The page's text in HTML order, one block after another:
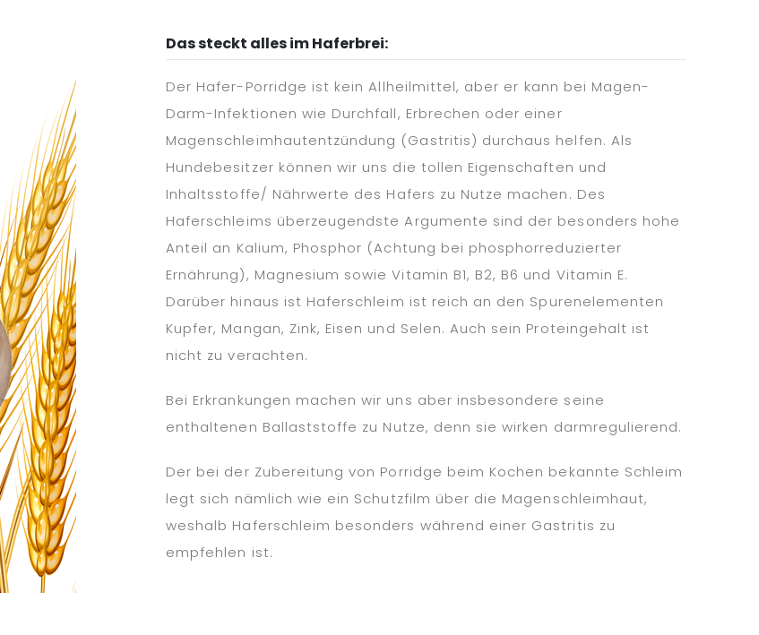
Das steckt alles im Haferbrei:
Der Hafer-Porridge ist kein Allheilmittel, aber er kann bei Magen-
Darm-Infektionen wie Durchfall, Erbrechen oder einer
Magenschleimhautentzündung (Gastritis) durchaus helfen. Als
Hundebesitzer können wir uns die tollen Eigenschaften und
Inhaltsstoffe/ Nährwerte des Hafers zu Nutze machen. Des
Haferschleims überzeugendste Argumente sind der besonders hohe
Anteil an Kalium, Phosphor (Achtung bei phosphorreduzierter
Ernährung), Magnesium sowie Vitamin B1, B2, B6 und Vitamin E.
Darüber hinaus ist Haferschleim ist reich an den Spurenelementen
Kupfer, Mangan, Zink, Eisen und Selen. Auch sein Proteingehalt ist
nicht zu verachten.
Bei Erkrankungen machen wir uns aber insbesondere seine
enthaltenen Ballaststoffe zu Nutze, denn sie wirken darmregulierend.
Der bei der Zubereitung von Porridge beim Kochen bekannte Schleim
legt sich nämlich wie ein Schutzfilm über die Magenschleimhaut,
weshalb Haferschleim besonders während einer Gastritis zu
empfehlen ist.